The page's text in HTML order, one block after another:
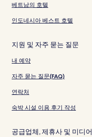
베트남의 호텔
인도네시아 베스트 호텔
지원 및 자주 묻는 질문
내 예약
자주 묻는 질문(FAQ)
연락처
숙박 시설 이용 후기 작성
공급업체, 제휴사 및 미디어